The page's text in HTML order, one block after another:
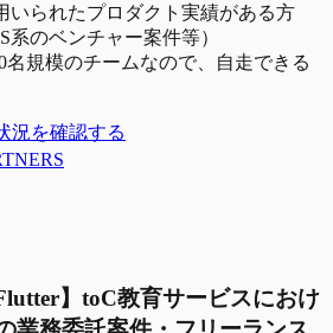
いられたプロダクト実績がある方
系のベンチャー案件等）
名規模のチームなので、自走できる
況を確認する
】toC教育サービスにおけ